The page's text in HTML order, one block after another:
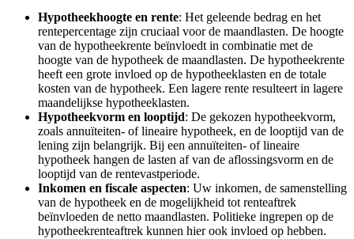
Hypotheekhoogte en rente: Het geleende bedrag en het
rentepercentage zijn cruciaal voor de maandlasten. De hoogte
van de hypotheekrente beïnvloedt in combinatie met de
hoogte van de hypotheek de maandlasten. De hypotheekrente
heeft een grote invloed op de hypotheeklasten en de totale
kosten van de hypotheek. Een lagere rente resulteert in lagere
maandelijkse hypotheeklasten.
Hypotheekvorm en looptijd: De gekozen hypotheekvorm,
zoals annuïteiten- of lineaire hypotheek, en de looptijd van de
lening zijn belangrijk. Bij een annuïteiten- of lineaire
hypotheek hangen de lasten af van de aflossingsvorm en de
looptijd van de rentevastperiode.
Inkomen en fiscale aspecten: Uw inkomen, de samenstelling
van de hypotheek en de mogelijkheid tot renteaftrek
beïnvloeden de netto maandlasten. Politieke ingrepen op de
hypotheekrenteaftrek kunnen hier ook invloed op hebben.